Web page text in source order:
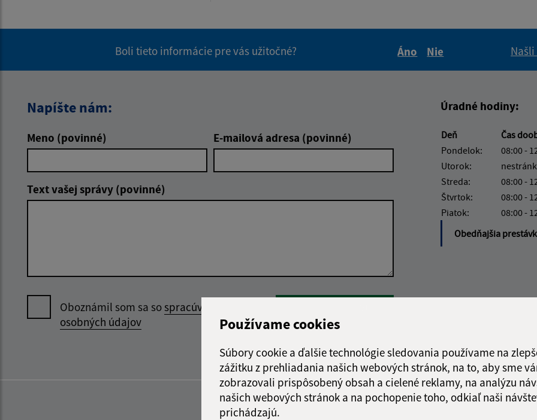
Používame cookies
Súbory cookie a ďalšie technológie sledovania používame na
zážitku z prehliadania našich webových stránok, na to, aby sme
zobrazovali prispôsobený obsah a cielené reklamy, na analýzu
našich webových stránok a na pochopenie toho, odkiaľ naši
prichádzajú.
Boli tieto informácie pre vás užitočné?
Áno
Nie
Napíšte nám:
Meno (povinné) E-mailová adresa (povinné)
Text vašej správy (povinné)
Oboznámil som sa sospracúvaním
osobných údajov
Úradné hodiny:
Deň Čas
Pondelok:
08:00 -
Utorok:
Streda:
08:00 -
Štvrtok:
08:00 -
Piatok:
08:00 -
Obedňajšia